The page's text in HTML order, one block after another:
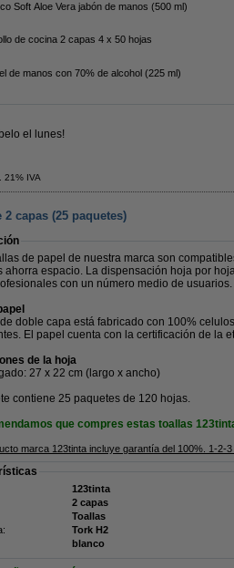
Soft Aloe Vera jabón de manos (500 ml)
de cocina 2 capas 4 x 50 hojas
de manos con 70% de alcohol (225 ml)
el lunes!
21% IVA
capas (25 paquetes)
de papel de nuestra marca son
ahorra espacio. La dispensación hoja por
con un número medio de usuarios.
doble capa está fabricado con 100%
El papel cuenta con la certificación de la
de la hoja
27 x 22 cm (largo x ancho)
contiene 25 paquetes de 120 hojas.
que compres estas toallas
marca 123tinta incluye garantía del 100%. 1-2-
123tinta
2 capas
Toallas
Tork H2
blanco